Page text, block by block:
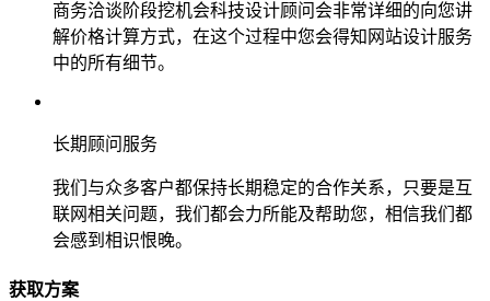
商务洽谈阶段挖机会科技设计顾问会非常详细的向您讲
解价格计算方式，在这个过程中您会得知网站设计服务
中的所有细节。
长期顾问服务
我们与众多客户都保持长期稳定的合作关系，只要是互
联网相关问题，我们都会力所能及帮助您，相信我们都
会感到相识恨晚。
获取方案